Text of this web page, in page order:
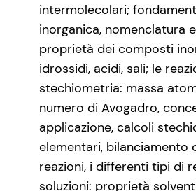
intermolecolari;
inorganica, nomenclatura
proprietà dei composti
idrossidi, acidi, sali; le
stechiometria: massa
numero di Avogadro,
applicazione, calcoli
elementari, bilanciamento
reazioni, i differenti tipi di
soluzioni: proprietà